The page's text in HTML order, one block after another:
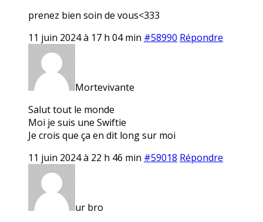
prenez bien soin de vous<333
11 juin 2024 à 17 h 04 min #58990 Répondre
Mortevivante
Salut tout le monde
Moi je suis une Swiftie
Je crois que ça en dit long sur moi
11 juin 2024 à 22 h 46 min #59018 Répondre
ur bro